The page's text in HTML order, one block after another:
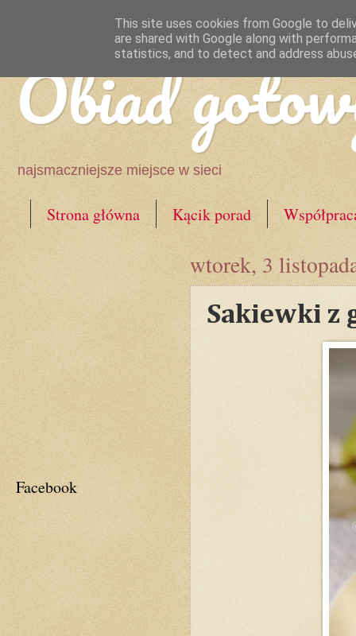
Obiad
najsmaczniejsze miejsce w sieci
Strona główna Kącik porad
wtorek, 3
Sakiewki z
Facebook
This site uses cookies from Google to
are shared with Google along with
statistics, and to detect and address